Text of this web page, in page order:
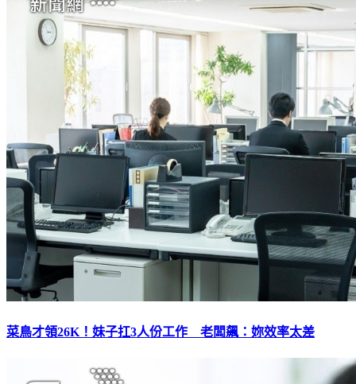
菜鳥才領26K！妹子扛3人份工作 老闆飆：妳效率太差